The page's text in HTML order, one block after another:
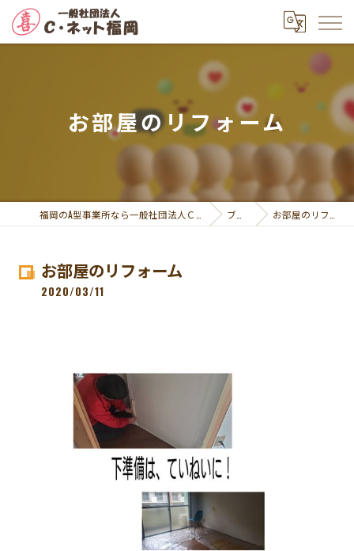
お部屋のリフォーム
ブログ お部屋のリフォーム
お部屋のリフォーム
2020/03/11